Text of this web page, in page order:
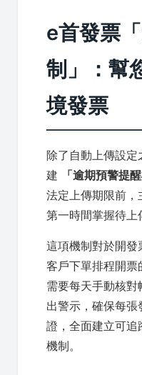
e首發票
制」：幫
境發票
除了自動上傳設定
建
「逾期預警提醒
法定上傳期限前，
第一時間掌握待上
這項機制對於開
客戶下單排程開票
需要每天手動核
出警示，確保每
證，全面建立可追
機制。